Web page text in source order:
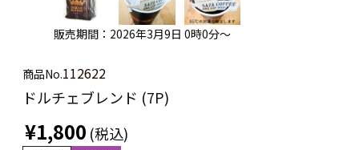
販売期間：2026年3月9日 0時0分～
商品No.112622
ドルチェブレンド (7P)
¥1,800 (税込)